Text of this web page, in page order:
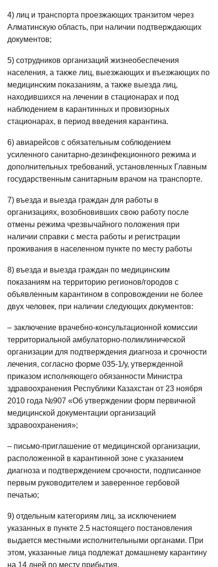
4) лиц и транспорта проезжающих транзитом через
Алматинскую область, при наличии подтверждающих
документов;
5) сотрудников организаций жизнеобеспечения
населения, а также лиц, выезжающих и въезжающих по
медицинским показаниям, а также выезда лиц,
находившихся на лечении в стационарах и под
наблюдением в карантинных и провизорных
стационарах, в период введения карантина.
6) авиарейсов с обязательным соблюдением
усиленного санитарно-дезинфекционного режима и
дополнительных требований, установленных Главным
государственным санитарным врачом на транспорте.
7) въезда и выезда граждан для работы в
организациях, возобновивших свою работу после
отмены режима чрезвычайного положения при
наличии справки с места работы и регистрации
проживания в населенном пункте по месту работы
8) въезда и выезда граждан по медицинским
показаниям на территорию регионов/городов с
объявленным карантином в сопровождении не более
двух человек, при наличии следующих документов:
– заключение врачебно-консультационной комиссии
территориальной амбулаторно-поликлинической
организации для подтверждения диагноза и срочности
лечения, согласно форме 035-1/у, утвержденной
приказом исполняющего обязанности Министра
здравоохранения Республики Казахстан от 23 ноября
2010 года №907 «Об утверждении форм первичной
медицинской документации организаций
здравоохранения»;
– письмо-приглашение от медицинской организации,
расположенной в карантинной зоне с указанием
диагноза и подтверждением срочности, подписанное
первым руководителем и заверенное гербовой
печатью;
9) отдельным категориям лиц, за исключением
указанных в пункте 2.5 настоящего постановления
выдается местными исполнительными органами. При
этом, указанные лица подлежат домашнему карантину
на 14 дней по месту прибытия.